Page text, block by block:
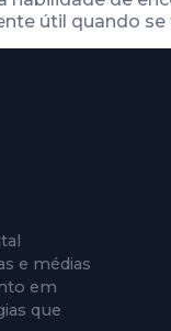
útil quando
e médias
em
que